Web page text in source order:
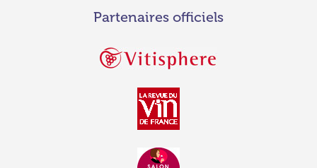
Partenaires officiels